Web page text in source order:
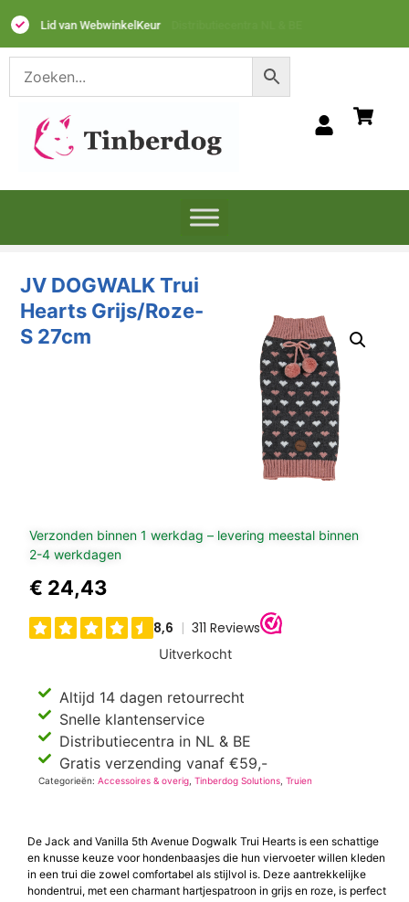
Lid van WebwinkelKeur
JV DOGWALK Trui
Hearts Grijs/Roze-
S 27cm
Verzonden binnen 1 werkdag – levering meestal binnen
2-4 werkdagen
€ 24,43
Uitverkocht
Altijd 14 dagen retourrecht
Snelle klantenservice
Distributiecentra in NL & BE
Gratis verzending vanaf €59,-
Categorieën:Accessoires & overig ,Tinberdog Solutions ,Truien
De Jack and Vanilla 5th Avenue Dogwalk Trui Hearts is een schattige
en knusse keuze voor hondenbaasjes die hun viervoeter willen kleden
in een trui die zowel comfortabel als stijlvol is. Deze aantrekkelijke
hondentrui, met een charmant hartjespatroon in grijs en roze, is perfect